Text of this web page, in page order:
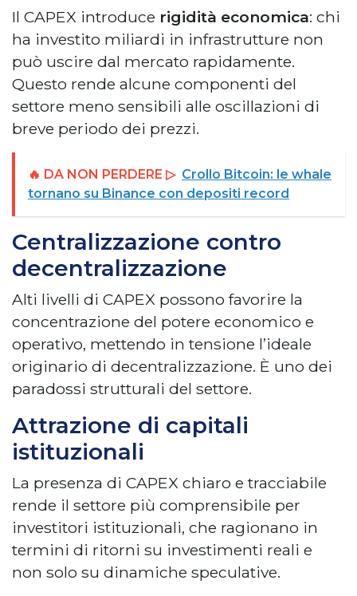
Il CAPEX introduce rigidità economica: chi
ha investito miliardi in infrastrutture non
può uscire dal mercato rapidamente.
Questo rende alcune componenti del
settore meno sensibili alle oscillazioni di
breve periodo dei prezzi.
🔥 DA NON PERDERE ▷ Crollo Bitcoin: le whale
tornano su Binance con depositi record
Centralizzazione contro
decentralizzazione
Alti livelli di CAPEX possono favorire la
concentrazione del potere economico e
operativo, mettendo in tensione l’ideale
originario di decentralizzazione. È uno dei
paradossi strutturali del settore.
Attrazione di capitali
istituzionali
La presenza di CAPEX chiaro e tracciabile
rende il settore più comprensibile per
investitori istituzionali, che ragionano in
termini di ritorni su investimenti reali e
non solo su dinamiche speculative.